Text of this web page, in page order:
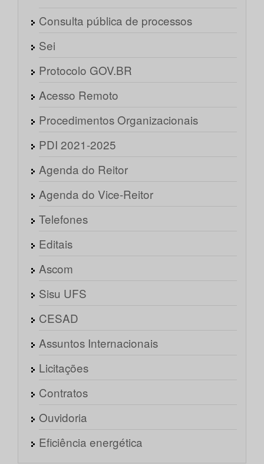
Consulta pública de processos
Sei
Protocolo GOV.BR
Acesso Remoto
Procedimentos Organizacionais
PDI 2021-2025
Agenda do Reitor
Agenda do Vice-Reitor
Telefones
Editais
Ascom
Sisu UFS
CESAD
Assuntos Internacionais
Licitações
Contratos
Ouvidoria
Eficiência energética